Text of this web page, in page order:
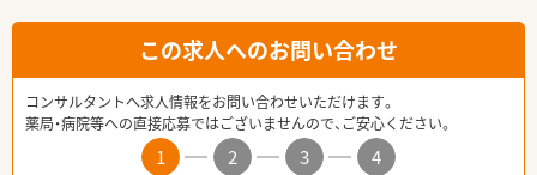
この求人へのお問い合わせ
コンサルタントへ求人情報をお問い合わせいただけます。
薬局・病院等への直接応募ではございませんので、ご安心ください。
1 2 3
4